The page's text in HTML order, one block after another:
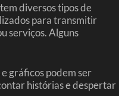
diversos tipos de
para transmitir
serviços. Alguns
gráficos podem ser
histórias e despertar